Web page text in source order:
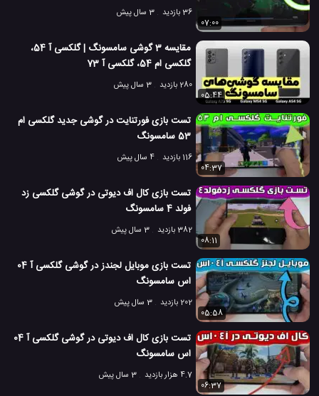
36 بازدید
3 سال پیش
07:00
مقایسه 3 گوشی سامسونگ | گلکسی آ 54،
گلکسی ام 54، گلکسی آ 73
280 بازدید
3 سال پیش
05:44
تست بازی فورتنایت در گوشی جدید گلکسی ام
53 سامسونگ
116 بازدید
4 سال پیش
04:37
تست بازی کال اف دیوتی در گوشی گلکسی زد
فولد 4 سامسونگ
382 بازدید
3 سال پیش
08:11
تست بازی موبایل لجندز در گوشی گلکسی آ 04
اس سامسونگ
202 بازدید
3 سال پیش
05:58
تست بازی کال اف دیوتی در گوشی گلکسی آ 04
اس سامسونگ
4.7 هزار بازدید
3 سال پیش
06:37